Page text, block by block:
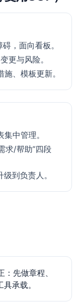
，面向看板。
更与风险。
、模板更新。
中管理。
求/帮助”四段
到负责人。
：先做章程、
承载。